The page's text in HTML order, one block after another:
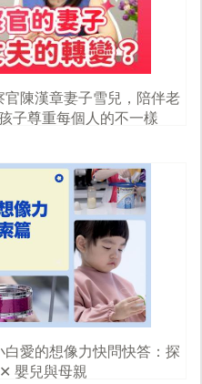
陳漢章妻子雪兒，陪伴老
子尊重每個人的不一樣
愛的想像力快問快答：探
嬰兒與母親